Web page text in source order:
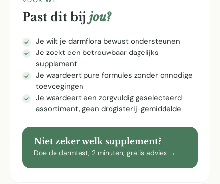
Past dit bij jou?
Je wilt je darmflora bewust ondersteunen
Je zoekt een betrouwbaar dagelijks
supplement
Je waardeert pure formules zonder onnodige
toevoegingen
Je waardeert een zorgvuldig geselecteerd
assortiment, geen drogisterij-gemiddelde
Niet zeker welk supplement?
Doe de darmtest, 2 minuten, gratis advies →